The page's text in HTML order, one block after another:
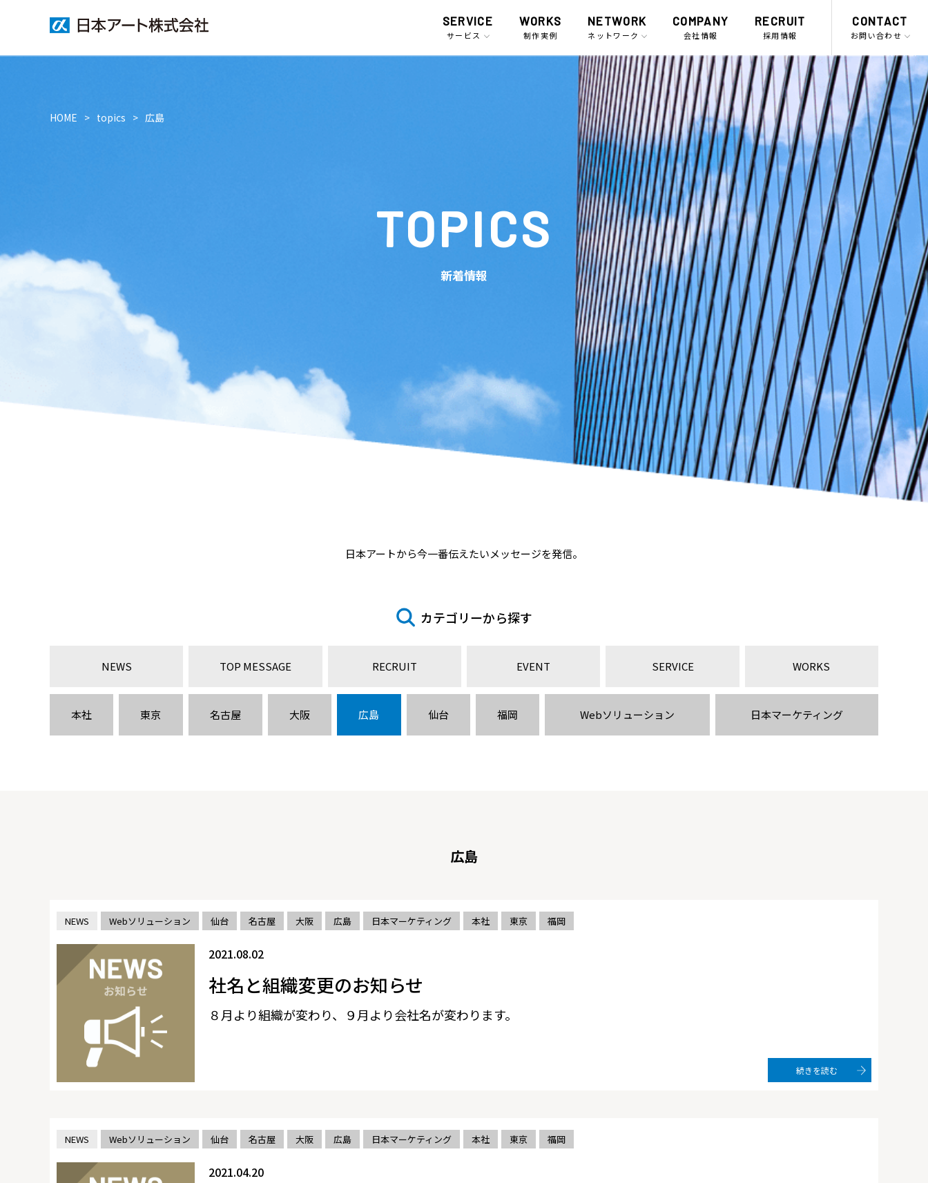
SERVICE
サービス
WORKS
制作実例
NETWORK
ネットワーク
COMPANY
会社情報
RECRUIT
採用情報
CONTACT
お問い合わせ
HOME topics 広島
TOPICS
新着情報
日本アートから今一番伝えたいメッセージを発信。
カテゴリーから探す
NEWS TOP MESSAGE RECRUIT EVENT SERVICE WORKS
本社 東京 名古屋 大阪 広島 仙台 福岡 Webソリューション 日本マーケティング
広島
NEWS Webソリューション 仙台 名古屋 大阪 広島 日本マーケティング 本社 東京 福岡
2021.08.02
社名と組織変更のお知らせ
８月より組織が変わり、９月より会社名が変わります。
続きを読む
NEWS Webソリューション 仙台 名古屋 大阪 広島 日本マーケティング 本社 東京 福岡
2021.04.20